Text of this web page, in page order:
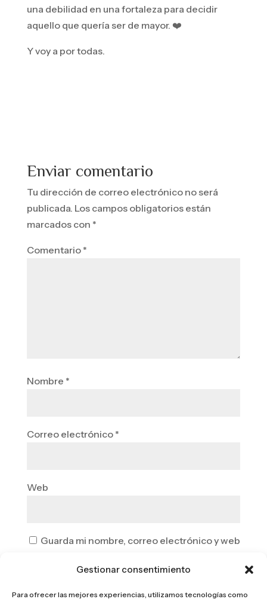
Gestionar consentimiento
Para ofrecer las mejores experiencias, utilizamos tecnologías como
una debilidad en una fortaleza para decidir
aquello que quería ser de mayor. ❤️
Y voy a por todas.
Enviar comentario
Tu dirección de correo electrónico no será
publicada. Los campos obligatorios están
marcados con *
Comentario *
Nombre *
Correo electrónico *
Web
Guarda mi nombre, correo electrónico y web